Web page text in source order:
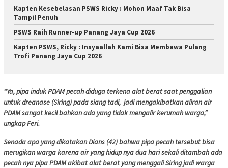
Kapten Kesebelasan PSWS Ricky : Mohon Maaf Tak Bisa
Tampil Penuh
PSWS Raih Runner-up Panang Jaya Cup 2026
Kapten PSWS, Ricky : Insyaallah Kami Bisa Membawa Pulang
Trofi Panang Jaya Cup 2026
“Ya, pipa induk PDAM pecah diduga terkena alat berat saat penggalian
untuk dreanase (Siring) pada siang tadi, jadi mengakibatkan aliran air
PDAM sangat kecil bahkan ada yang tidak mengalir kerumah warga,”
ungkap Feri.
Senada apa yang dikatakan Dians (42) bahwa pipa pecah tersebut bisa
merugikan warga karena air yang hidup nya dua hari sekali ditambah ada
pecah nya pipa PDAM akibat alat berat yang menggali Siring jadi warga